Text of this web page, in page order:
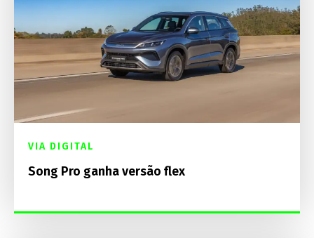
VIA DIGITAL
Song Pro ganha versão flex